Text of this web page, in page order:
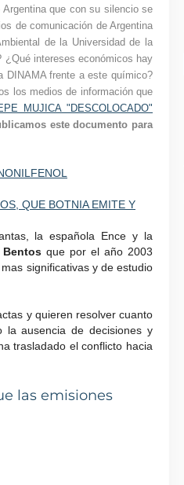
que con su silencio se
de comunicación de Argentina
de la Universidad de la
¿Qué intereses económicos hay
DINAMA frente a este químico?
los medios de información que
MUJICA "DESCOLOCADO"
este documento para
QUE BOTNIA EMITE Y
la española Ence y la
Bentos que por el año 2003
significativas y de estudio
y quieren resolver cuanto
la ausencia de decisiones y
trasladado el conflicto hacia
las emisiones